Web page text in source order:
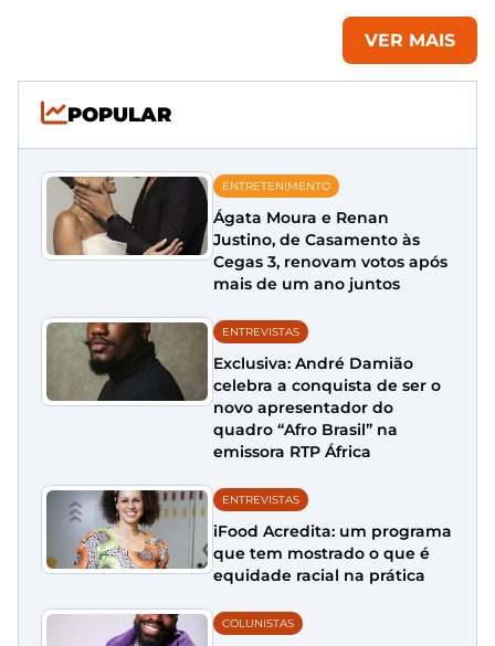
VER MAIS
POPULAR
ENTRETENIMENTO
Ágata Moura e Renan
Justino, de Casamento às
Cegas 3, renovam votos após
mais de um ano juntos
ENTREVISTAS
Exclusiva: André Damião
celebra a conquista de ser o
novo apresentador do
quadro “Afro Brasil” na
emissora RTP África
ENTREVISTAS
iFood Acredita: um programa
que tem mostrado o que é
equidade racial na prática
COLUNISTAS